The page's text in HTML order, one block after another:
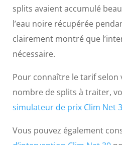
splits avaient accumulé
l’eau noire récupérée
clairement montré que
nécessaire.
Pour connaître le tarif
nombre de splits à traiter,
simulateur de prix Clim Net
Vous pouvez également